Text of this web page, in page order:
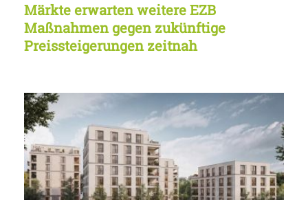
Märkte erwarten weitere EZB
Maßnahmen gegen zukünftige
Preissteigerungen zeitnah